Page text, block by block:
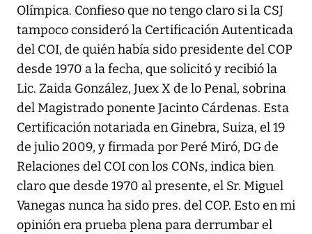
Olímpica. Confieso que no tengo claro si la CSJ
tampoco consideró la Certificación Autenticada
del COI, de quién había sido presidente del COP
desde 1970 a la fecha, que solicitó y recibió la
Lic. Zaida González, Juex X de lo Penal, sobrina
del Magistrado ponente Jacinto Cárdenas. Esta
Certificación notariada en Ginebra, Suiza, el 19
de julio 2009, y firmada por Peré Miró, DG de
Relaciones del COI con los CONs, indica bien
claro que desde 1970 al presente, el Sr. Miguel
Vanegas nunca ha sido pres. del COP. Esto en mi
opinión era prueba plena para derrumbar el